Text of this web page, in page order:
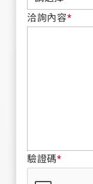
洽詢內容*
驗證碼*